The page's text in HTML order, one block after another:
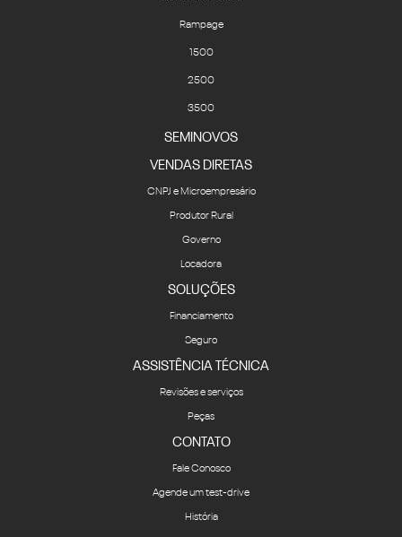
Rampage
1500
2500
3500
SEMINOVOS
VENDAS DIRETAS
CNPJ e Microempresário
Produtor Rural
Governo
Locadora
SOLUÇÕES
Financiamento
Seguro
ASSISTÊNCIA TÉCNICA
Revisões e serviços
Peças
CONTATO
Fale Conosco
Agende um test-drive
História